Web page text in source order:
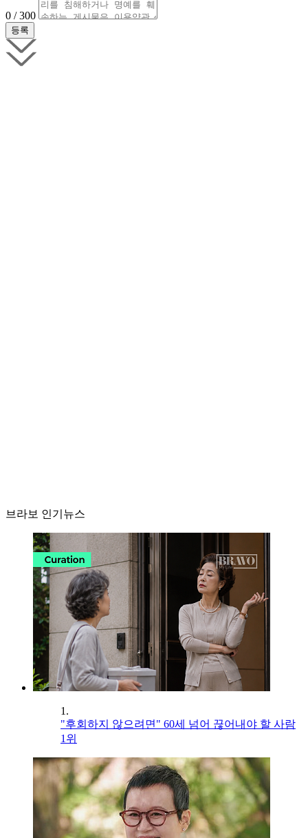
0 / 300
브라보 인기뉴스
1.
"후회하지 않으려면" 60세 넘어 끊어내야 할 사람
1위